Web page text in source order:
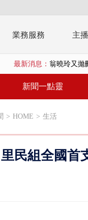
業務服務 主
最新消息： 翁曉玲又
賴清德「0
新聞一點靈
> HOME > 生活
民組全國首